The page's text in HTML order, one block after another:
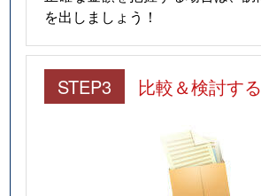
を出しましょう！
STEP3 比較＆検討する